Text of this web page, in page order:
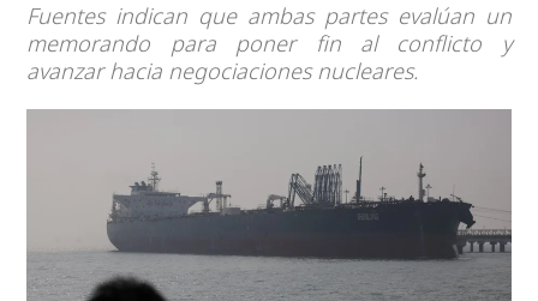
Fuentes indican que ambas partes evalúan un
memorando para poner fin al conflicto y
avanzar hacia negociaciones nucleares.